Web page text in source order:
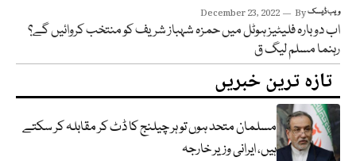
December 23, 2022 Byویب ڈیسک
اب دوبارہ فلیٹیز ہوٹل میں حمزہ شہباز شریف کو منتخب کروائیں گے؟
رہنما مسلم لیگ ق
تازہ ترین خبریں
مسلمان متحد ہوں تو ہر چیلنج کا ڈٹ کر مقابلہ کر سکتے
ہیں، ایرانی وزیر خارجہ